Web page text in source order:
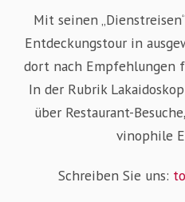
Mit seinen
Entdeckungstour in
dort nach Empfehlungen
In der Rubrik
über Restaurant-
vinophile
Schreiben Sie uns: